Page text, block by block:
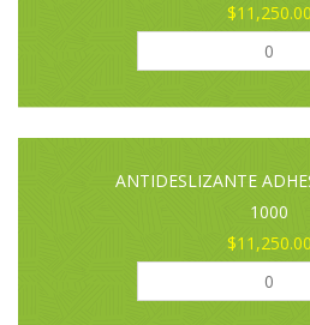
$11,250.00
ANTIDESLIZANTE
1000
$11,250.00